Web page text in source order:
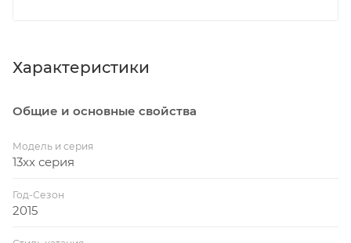
Характеристики
Общие и основные свойства
Модель и серия
13xx серия
Год-Сезон
2015